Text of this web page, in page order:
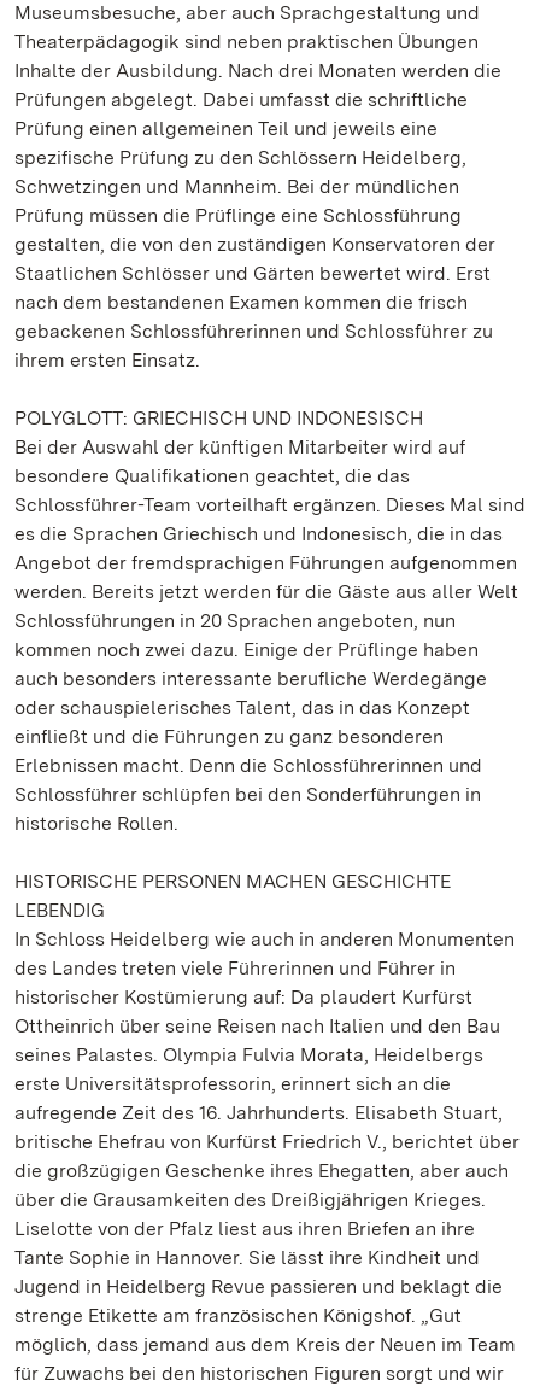
Museumsbesuche, aber auch Sprachgestaltung und
Theaterpädagogik sind neben praktischen Übungen
Inhalte der Ausbildung. Nach drei Monaten werden die
Prüfungen abgelegt. Dabei umfasst die schriftliche
Prüfung einen allgemeinen Teil und jeweils eine
spezifische Prüfung zu den Schlössern Heidelberg,
Schwetzingen und Mannheim. Bei der mündlichen
Prüfung müssen die Prüflinge eine Schlossführung
gestalten, die von den zuständigen Konservatoren der
Staatlichen Schlösser und Gärten bewertet wird. Erst
nach dem bestandenen Examen kommen die frisch
gebackenen Schlossführerinnen und Schlossführer zu
ihrem ersten Einsatz.
POLYGLOTT: GRIECHISCH UND INDONESISCH
Bei der Auswahl der künftigen Mitarbeiter wird auf
besondere Qualifikationen geachtet, die das
Schlossführer-Team vorteilhaft ergänzen. Dieses Mal sind
es die Sprachen Griechisch und Indonesisch, die in das
Angebot der fremdsprachigen Führungen aufgenommen
werden. Bereits jetzt werden für die Gäste aus aller Welt
Schlossführungen in 20 Sprachen angeboten, nun
kommen noch zwei dazu. Einige der Prüflinge haben
auch besonders interessante berufliche Werdegänge
oder schauspielerisches Talent, das in das Konzept
einfließt und die Führungen zu ganz besonderen
Erlebnissen macht. Denn die Schlossführerinnen und
Schlossführer schlüpfen bei den Sonderführungen in
historische Rollen.
HISTORISCHE PERSONEN MACHEN GESCHICHTE
LEBENDIG
In Schloss Heidelberg wie auch in anderen Monumenten
des Landes treten viele Führerinnen und Führer in
historischer Kostümierung auf: Da plaudert Kurfürst
Ottheinrich über seine Reisen nach Italien und den Bau
seines Palastes. Olympia Fulvia Morata, Heidelbergs
erste Universitätsprofessorin, erinnert sich an die
aufregende Zeit des 16. Jahrhunderts. Elisabeth Stuart,
britische Ehefrau von Kurfürst Friedrich V., berichtet über
die großzügigen Geschenke ihres Ehegatten, aber auch
über die Grausamkeiten des Dreißigjährigen Krieges.
Liselotte von der Pfalz liest aus ihren Briefen an ihre
Tante Sophie in Hannover. Sie lässt ihre Kindheit und
Jugend in Heidelberg Revue passieren und beklagt die
strenge Etikette am französischen Königshof. „Gut
möglich, dass jemand aus dem Kreis der Neuen im Team
für Zuwachs bei den historischen Figuren sorgt und wir